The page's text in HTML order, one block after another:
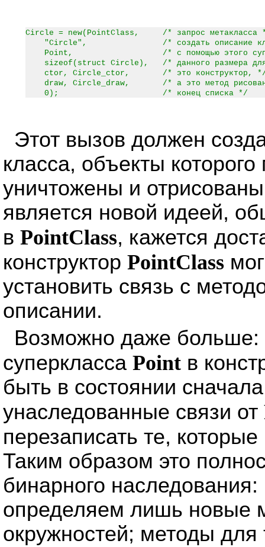
Circle = new(PointClass, /* запрос метакласса
"Circle", /* создать описание
Point, /* с помощью этого
sizeof(struct Circle), /* данного размера для
ctor, Circle_ctor, /* это конструктор,
draw, Circle_draw, /* а это метод
0); /* конец списка */
Этот вызов должен
класса, объекты
уничтожены и
является новой идеей,
в PointClass, кажется
конструктор PointClass
установить связь с
описании.
Возможно даже
суперкласса Point в
быть в состоянии
унаследованные связи от
перезаписать те,
Таким образом это
бинарного
определяем лишь новые
окружностей; методы для